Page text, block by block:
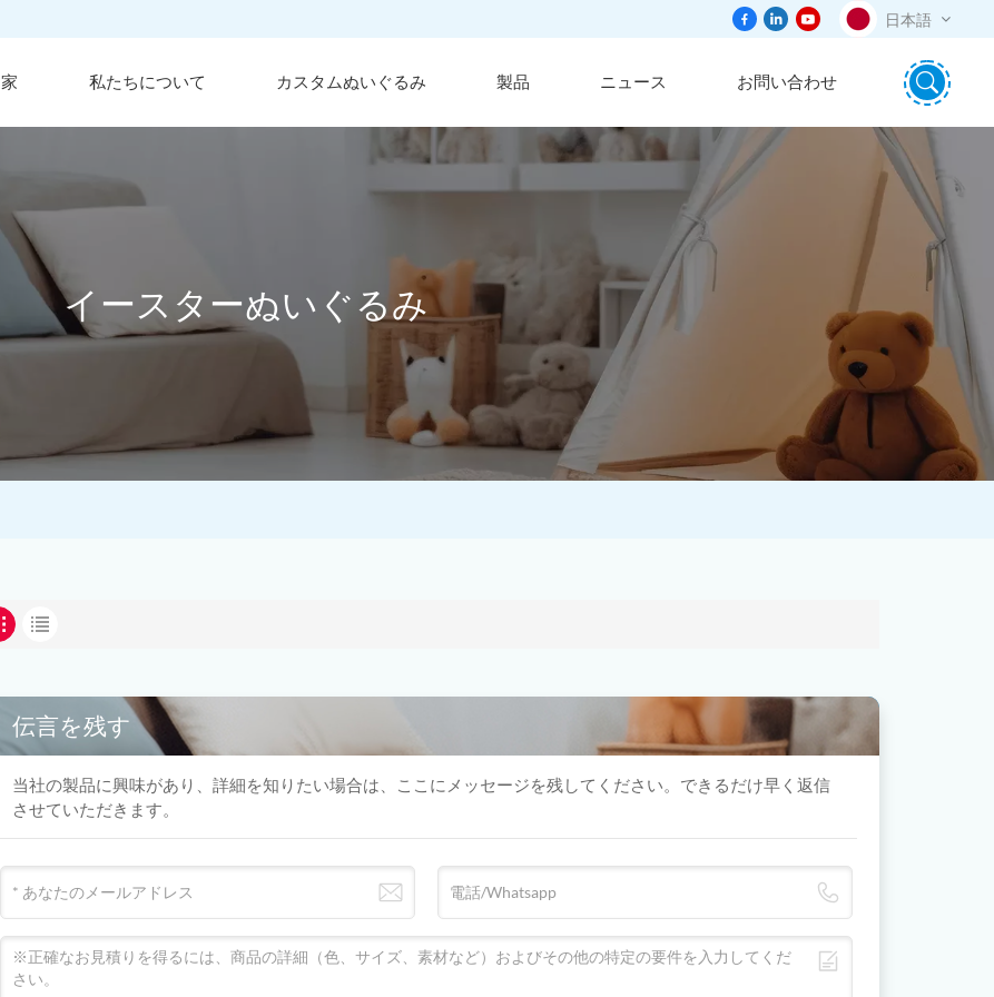
日本語
português
español
русский
家 私たちについて カスタムぬいぐるみ 製品 ニュース お問い合わせ
イースターぬいぐるみ
伝言を残す
当社の製品に興味があり、詳細を知りたい場合は、ここにメッセージを残してください。できるだけ早く返信
させていただきます。